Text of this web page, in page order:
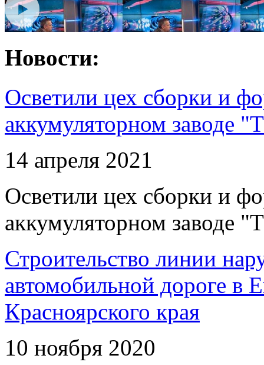
Новости:
Осветили цех сборки и
аккумуляторном заводе
14 апреля 2021
Осветили цех сборки и
аккумуляторном заводе
Строительство линии
автомобильной дороге в
Красноярского края
10 ноября 2020